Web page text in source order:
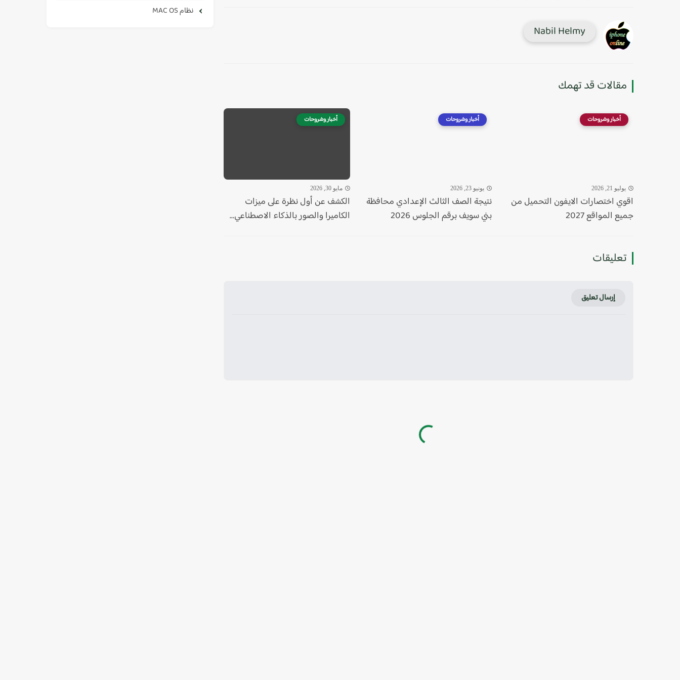
Nabil Helmy
مقالات قد تهمك
أخبار وشروحات
يوليو 21, 2026
اقوي اختصارات الايفون التحميل من
جميع المواقع 2027
أخبار وشروحات
يونيو 23, 2026
نتيجة الصف الثالث الإعدادي محافظة
بني سويف برقم الجلوس 2026
أخبار وشروحات
مايو 30, 2026
الكشف عن أول نظرة على ميزات
الكاميرا والصور بالذكاء الاصطناعي...
تعليقات
إرسال تعليق
نظام MAC OS